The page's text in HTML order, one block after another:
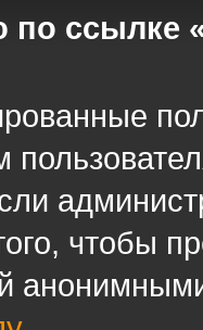
по ссылке
чтобы